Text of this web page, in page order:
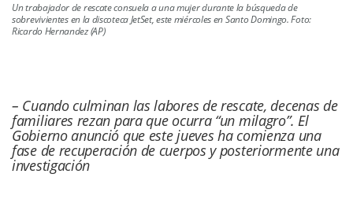
Un trabajador de rescate consuela a una mujer durante la búsqueda de
sobrevivientes en la discoteca JetSet, este miércoles en Santo Domingo. Foto:
Ricardo Hernandez (AP)
– Cuando culminan las labores de rescate, decenas de
familiares rezan para que ocurra “un milagro”. El
Gobierno anunció que este jueves ha comienza una
fase de recuperación de cuerpos y posteriormente una
investigación